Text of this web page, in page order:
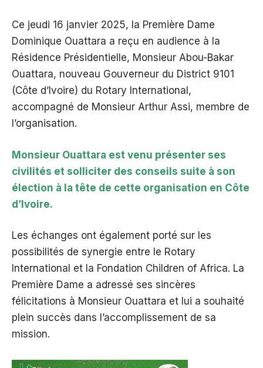
Ce jeudi 16 janvier 2025, la Première Dame
Dominique Ouattara a reçu en audience à la
Résidence Présidentielle, Monsieur Abou-Bakar
Ouattara, nouveau Gouverneur du District 9101
(Côte d’Ivoire) du Rotary International,
accompagné de Monsieur Arthur Assi, membre de
l’organisation.
Monsieur Ouattara est venu présenter ses
civilités et solliciter des conseils suite à son
élection à la tête de cette organisation en Côte
d’Ivoire.
Les échanges ont également porté sur les
possibilités de synergie entre le Rotary
International et la Fondation Children of Africa. La
Première Dame a adressé ses sincères
félicitations à Monsieur Ouattara et lui a souhaité
plein succès dans l’accomplissement de sa
mission.